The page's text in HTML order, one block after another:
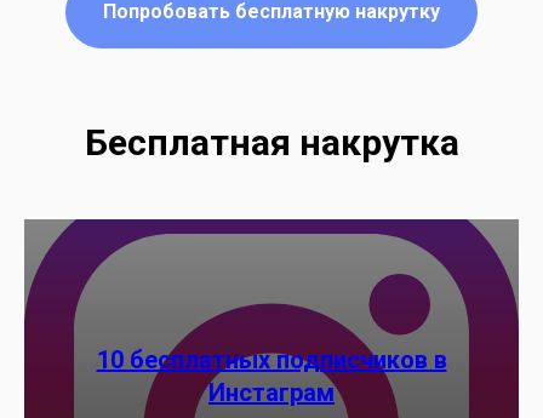
Попробовать бесплатную накрутку
Бесплатная накрутка
10 бесплатных подписчиков в
Инстаграм